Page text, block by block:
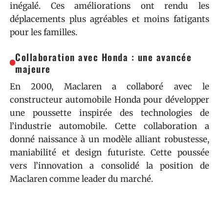
inégalé. Ces améliorations ont rendu les
déplacements plus agréables et moins fatigants
pour les familles.
Collaboration avec Honda : une avancée
majeure
En 2000, Maclaren a collaboré avec le
constructeur automobile Honda pour développer
une poussette inspirée des technologies de
l’industrie automobile. Cette collaboration a
donné naissance à un modèle alliant robustesse,
maniabilité et design futuriste. Cette poussée
vers l’innovation a consolidé la position de
Maclaren comme leader du marché.